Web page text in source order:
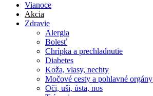
Vianoce
Akcia
Zdravie
Alergia
Bolesť
Chrípka a prechladnutie
Diabetes
Koža, vlasy, nechty
Močové cesty a pohlavné orgány
Oči, uši, ústa, nos